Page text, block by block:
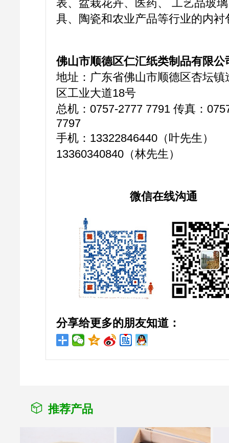
表、盆栽花卉、医药、 工艺品玻
具、陶瓷和农业产品等行业的内衬
佛山市顺德区仁汇纸类制品有限公
地址：广东省佛山市顺德区杏坛镇
区工业大道18号
总机：0757-2777 7791 传真：
7797
手机：13322846440（叶先生）
13360340840（林先生）
微信在线沟通
分享给更多的朋友知道：
推荐产品